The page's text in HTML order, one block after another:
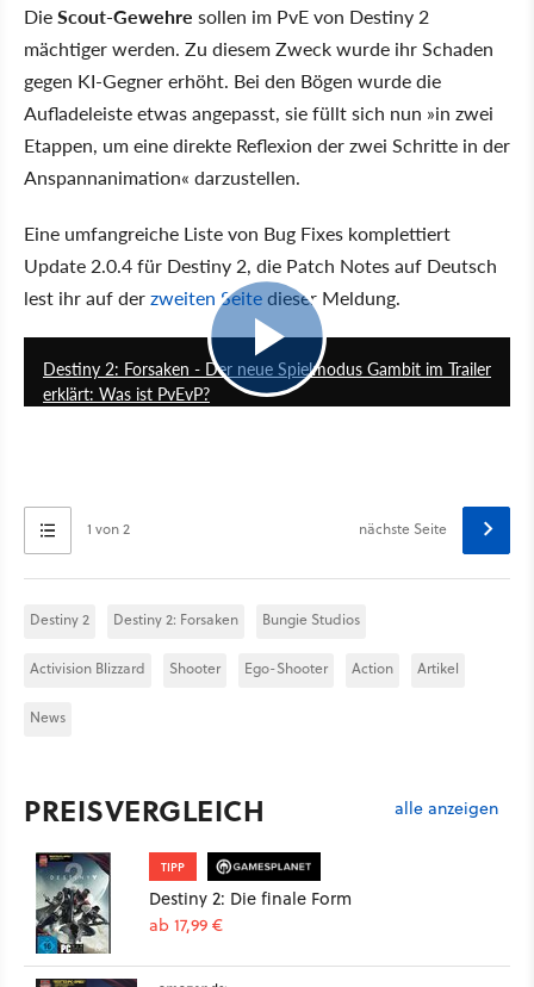
DieScout-Gewehre sollen im PvE von Destiny 2
mächtiger werden. Zu diesem Zweck wurde ihr Schaden
gegen KI-Gegner erhöht. Bei den Bögen wurde die
Aufladeleiste etwas angepasst, sie füllt sich nun »in zwei
Etappen, um eine direkte Reflexion der zwei Schritte in der
Anspannanimation« darzustellen.
Eine umfangreiche Liste von Bug Fixes komplettiert
Update 2.0.4 für Destiny 2, die Patch Notes auf Deutsch
lest ihr auf derzweiten Seitedieser Meldung.
Destiny 2: Forsaken - Der neue Spielmodus Gambit im Trailer
erklärt: Was ist PvEvP?
1 von 2 nächste Seite
Destiny 2 Destiny 2: Forsaken Bungie Studios
Activision Blizzard Shooter Ego-Shooter Action Artikel
News
PREISVERGLEICH alle anzeigen
TIPP
Destiny 2: Die finale Form
ab 17,99 €